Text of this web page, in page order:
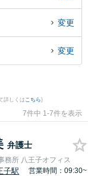
『離婚書類作成のトラ
回相談無料で離婚書類
たい』などでお困りの
変更
変更
詳しくは こちら)
7件中 1-7件を表示
弁護士
務所 八王子オフィス
子駅
営業時間：09:30~